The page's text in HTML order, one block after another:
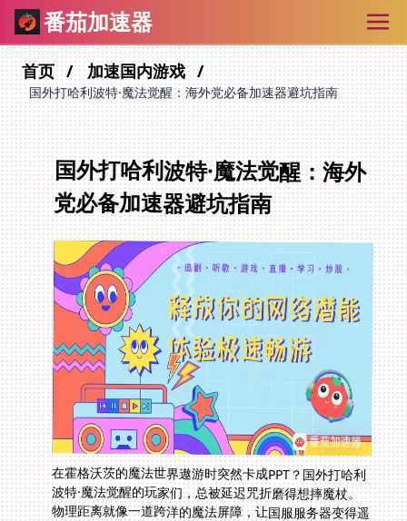
番茄加速器
首页 加速国内游戏
国外打哈利波特·魔法觉醒：海外党必备加速器避坑指南
国外打哈利波特·魔法觉醒：海外
党必备加速器避坑指南
在霍格沃茨的魔法世界遨游时突然卡成PPT？国外打哈利
波特·魔法觉醒的玩家们，总被延迟咒折磨得想摔魔杖。
物理距离就像一道跨洋的魔法屏障，让国服服务器变得遥
不可及。每当阿瓦达索命咒放出的瞬间突然掉线，或是舞
会邀请被网络延迟搞砸，都是海外巫师们的日常崩溃时
刻。更别提那些需要实时操作的魁地奇比赛了，300ms的
延迟足够让金色飞贼从眼前溜走十次。好在专业加速器能
重写这份痛苦剧本——本文将揭开零延迟畅玩国服的终极
奥秘，从节点选择到带宽配置，带你在海外也能丝滑施